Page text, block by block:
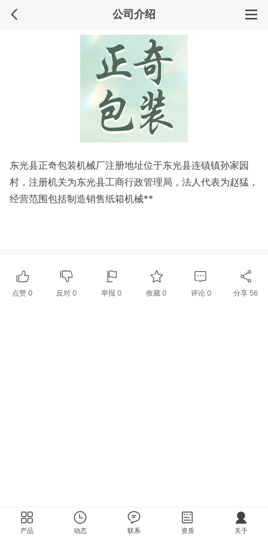
公司介绍
东光县正奇包装机械厂注册地址位于东光县连镇镇孙家园
村，注册机关为东光县工商行政管理局，法人代表为赵猛，
经营范围包括制造销售纸箱机械**
点赞 0 反对0 举报 0 收藏 0 评论 0 分享 56
产品 动态 联系 资质 关于